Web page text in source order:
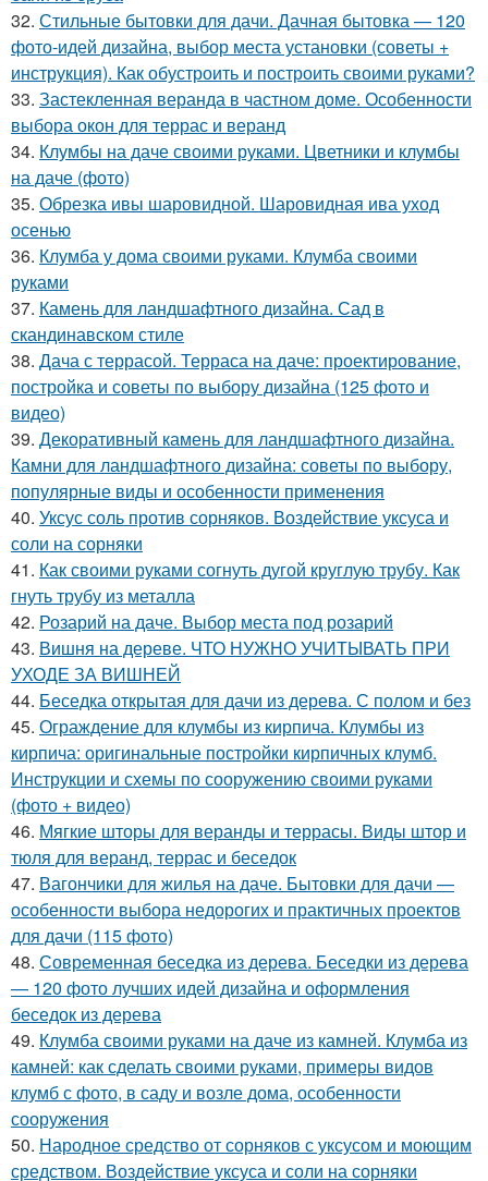
32. Стильные бытовки для дачи. Дачная бытовка — 120
фото-идей дизайна, выбор места установки (советы +
инструкция). Как обустроить и построить своими руками?
33. Застекленная веранда в частном доме. Особенности
выбора окон для террас и веранд
34. Клумбы на даче своими руками. Цветники и клумбы
на даче (фото)
35. Обрезка ивы шаровидной. Шаровидная ива уход
осенью
36. Клумба у дома своими руками. Клумба своими
руками
37. Камень для ландшафтного дизайна. Сад в
скандинавском стиле
38. Дача с террасой. Терраса на даче: проектирование,
постройка и советы по выбору дизайна (125 фото и
видео)
39. Декоративный камень для ландшафтного дизайна.
Камни для ландшафтного дизайна: советы по выбору,
популярные виды и особенности применения
40. Уксус соль против сорняков. Воздействие уксуса и
соли на сорняки
41. Как своими руками согнуть дугой круглую трубу. Как
гнуть трубу из металла
42. Розарий на даче. Выбор места под розарий
43. Вишня на дереве. ЧТО НУЖНО УЧИТЫВАТЬ ПРИ
УХОДЕ ЗА ВИШНЕЙ
44. Беседка открытая для дачи из дерева. С полом и без
45. Ограждение для клумбы из кирпича. Клумбы из
кирпича: оригинальные постройки кирпичных клумб.
Инструкции и схемы по сооружению своими руками
(фото + видео)
46. Мягкие шторы для веранды и террасы. Виды штор и
тюля для веранд, террас и беседок
47. Вагончики для жилья на даче. Бытовки для дачи —
особенности выбора недорогих и практичных проектов
для дачи (115 фото)
48. Современная беседка из дерева. Беседки из дерева
— 120 фото лучших идей дизайна и оформления
беседок из дерева
49. Клумба своими руками на даче из камней. Клумба из
камней: как сделать своими руками, примеры видов
клумб с фото, в саду и возле дома, особенности
сооружения
50. Народное средство от сорняков с уксусом и моющим
средством. Воздействие уксуса и соли на сорняки